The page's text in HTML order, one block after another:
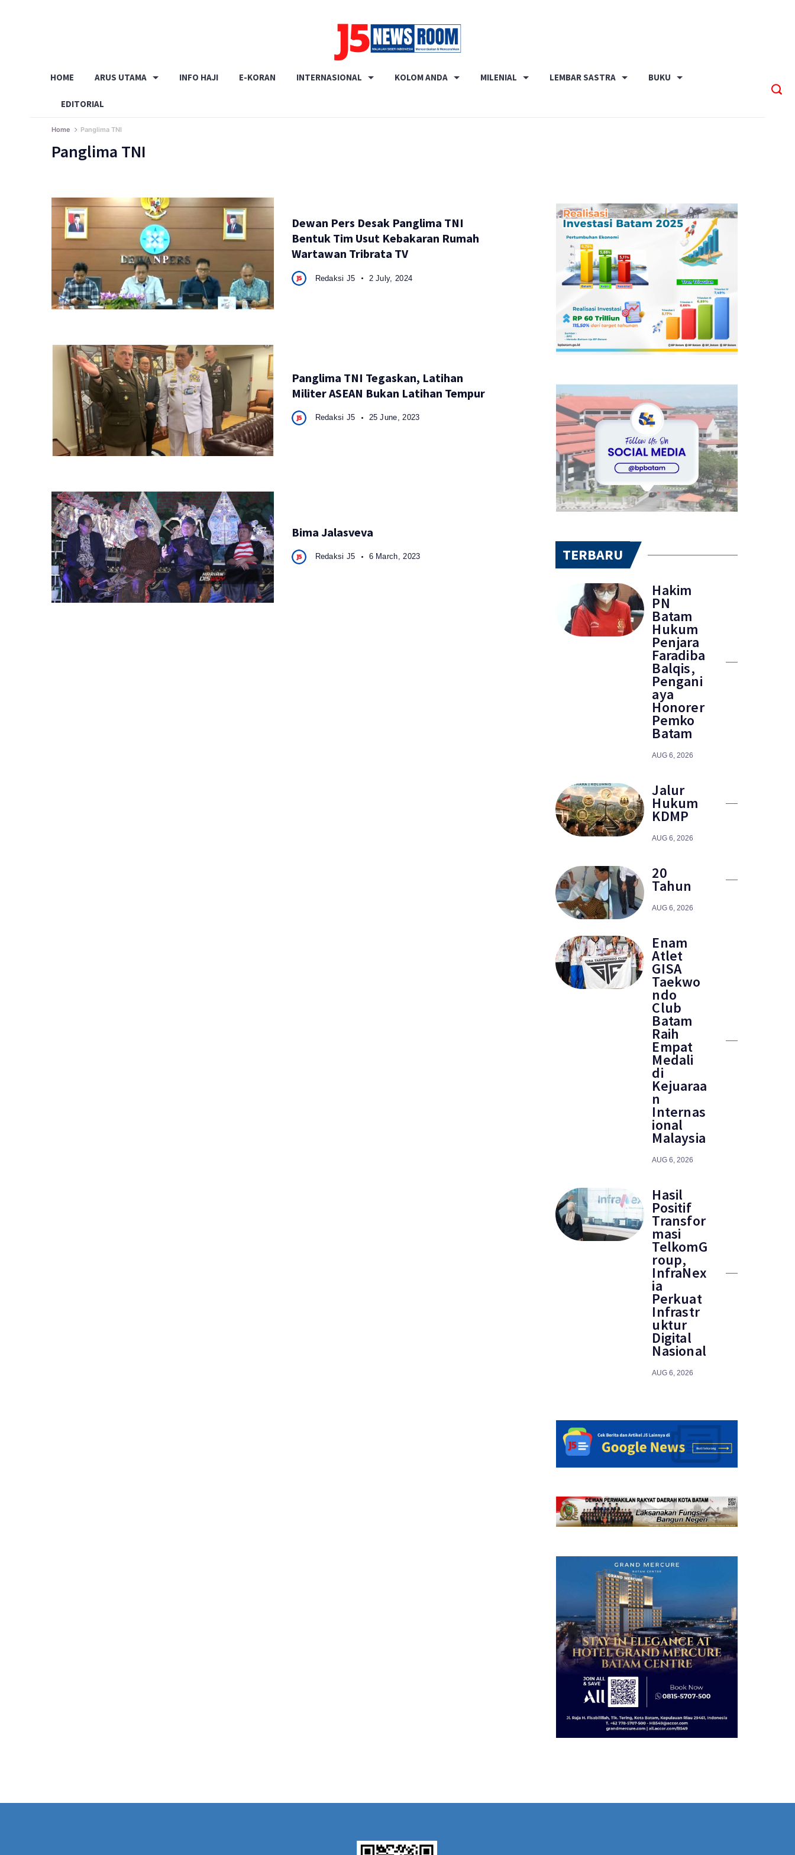
Terverifikasi
HOME ARUS UTAMA INFO HAJI E-KORAN INTERNASIONAL KOLOM ANDA MILENIAL LEMBAR SASTRA BUKU
EDITORIAL
Home Panglima TNI
Panglima TNI
Dewan Pers Desak Panglima TNI
Bentuk Tim Usut Kebakaran Rumah
Wartawan Tribrata TV
Redaksi J5 2 July, 2024
Panglima TNI Tegaskan, Latihan
Militer ASEAN Bukan Latihan Tempur
Redaksi J5 25 June, 2023
Bima Jalasveva
Redaksi J5 6 March, 2023
TERBARU
Hakim
PN
Batam
Hukum
Penjara
Faradiba
Balqis,
Pengani
aya
Honorer
Pemko
Batam
AUG 6, 2026
Jalur
Hukum
KDMP
AUG 6, 2026
20
Tahun
AUG 6, 2026
Enam
Atlet
GISA
Taekwo
ndo
Club
Batam
Raih
Empat
Medali
di
Kejuaraa
n
Internas
ional
Malaysia
AUG 6, 2026
Hasil
Positif
Transfor
masi
TelkomG
roup,
InfraNex
ia
Perkuat
Infrastr
uktur
Digital
Nasional
AUG 6, 2026